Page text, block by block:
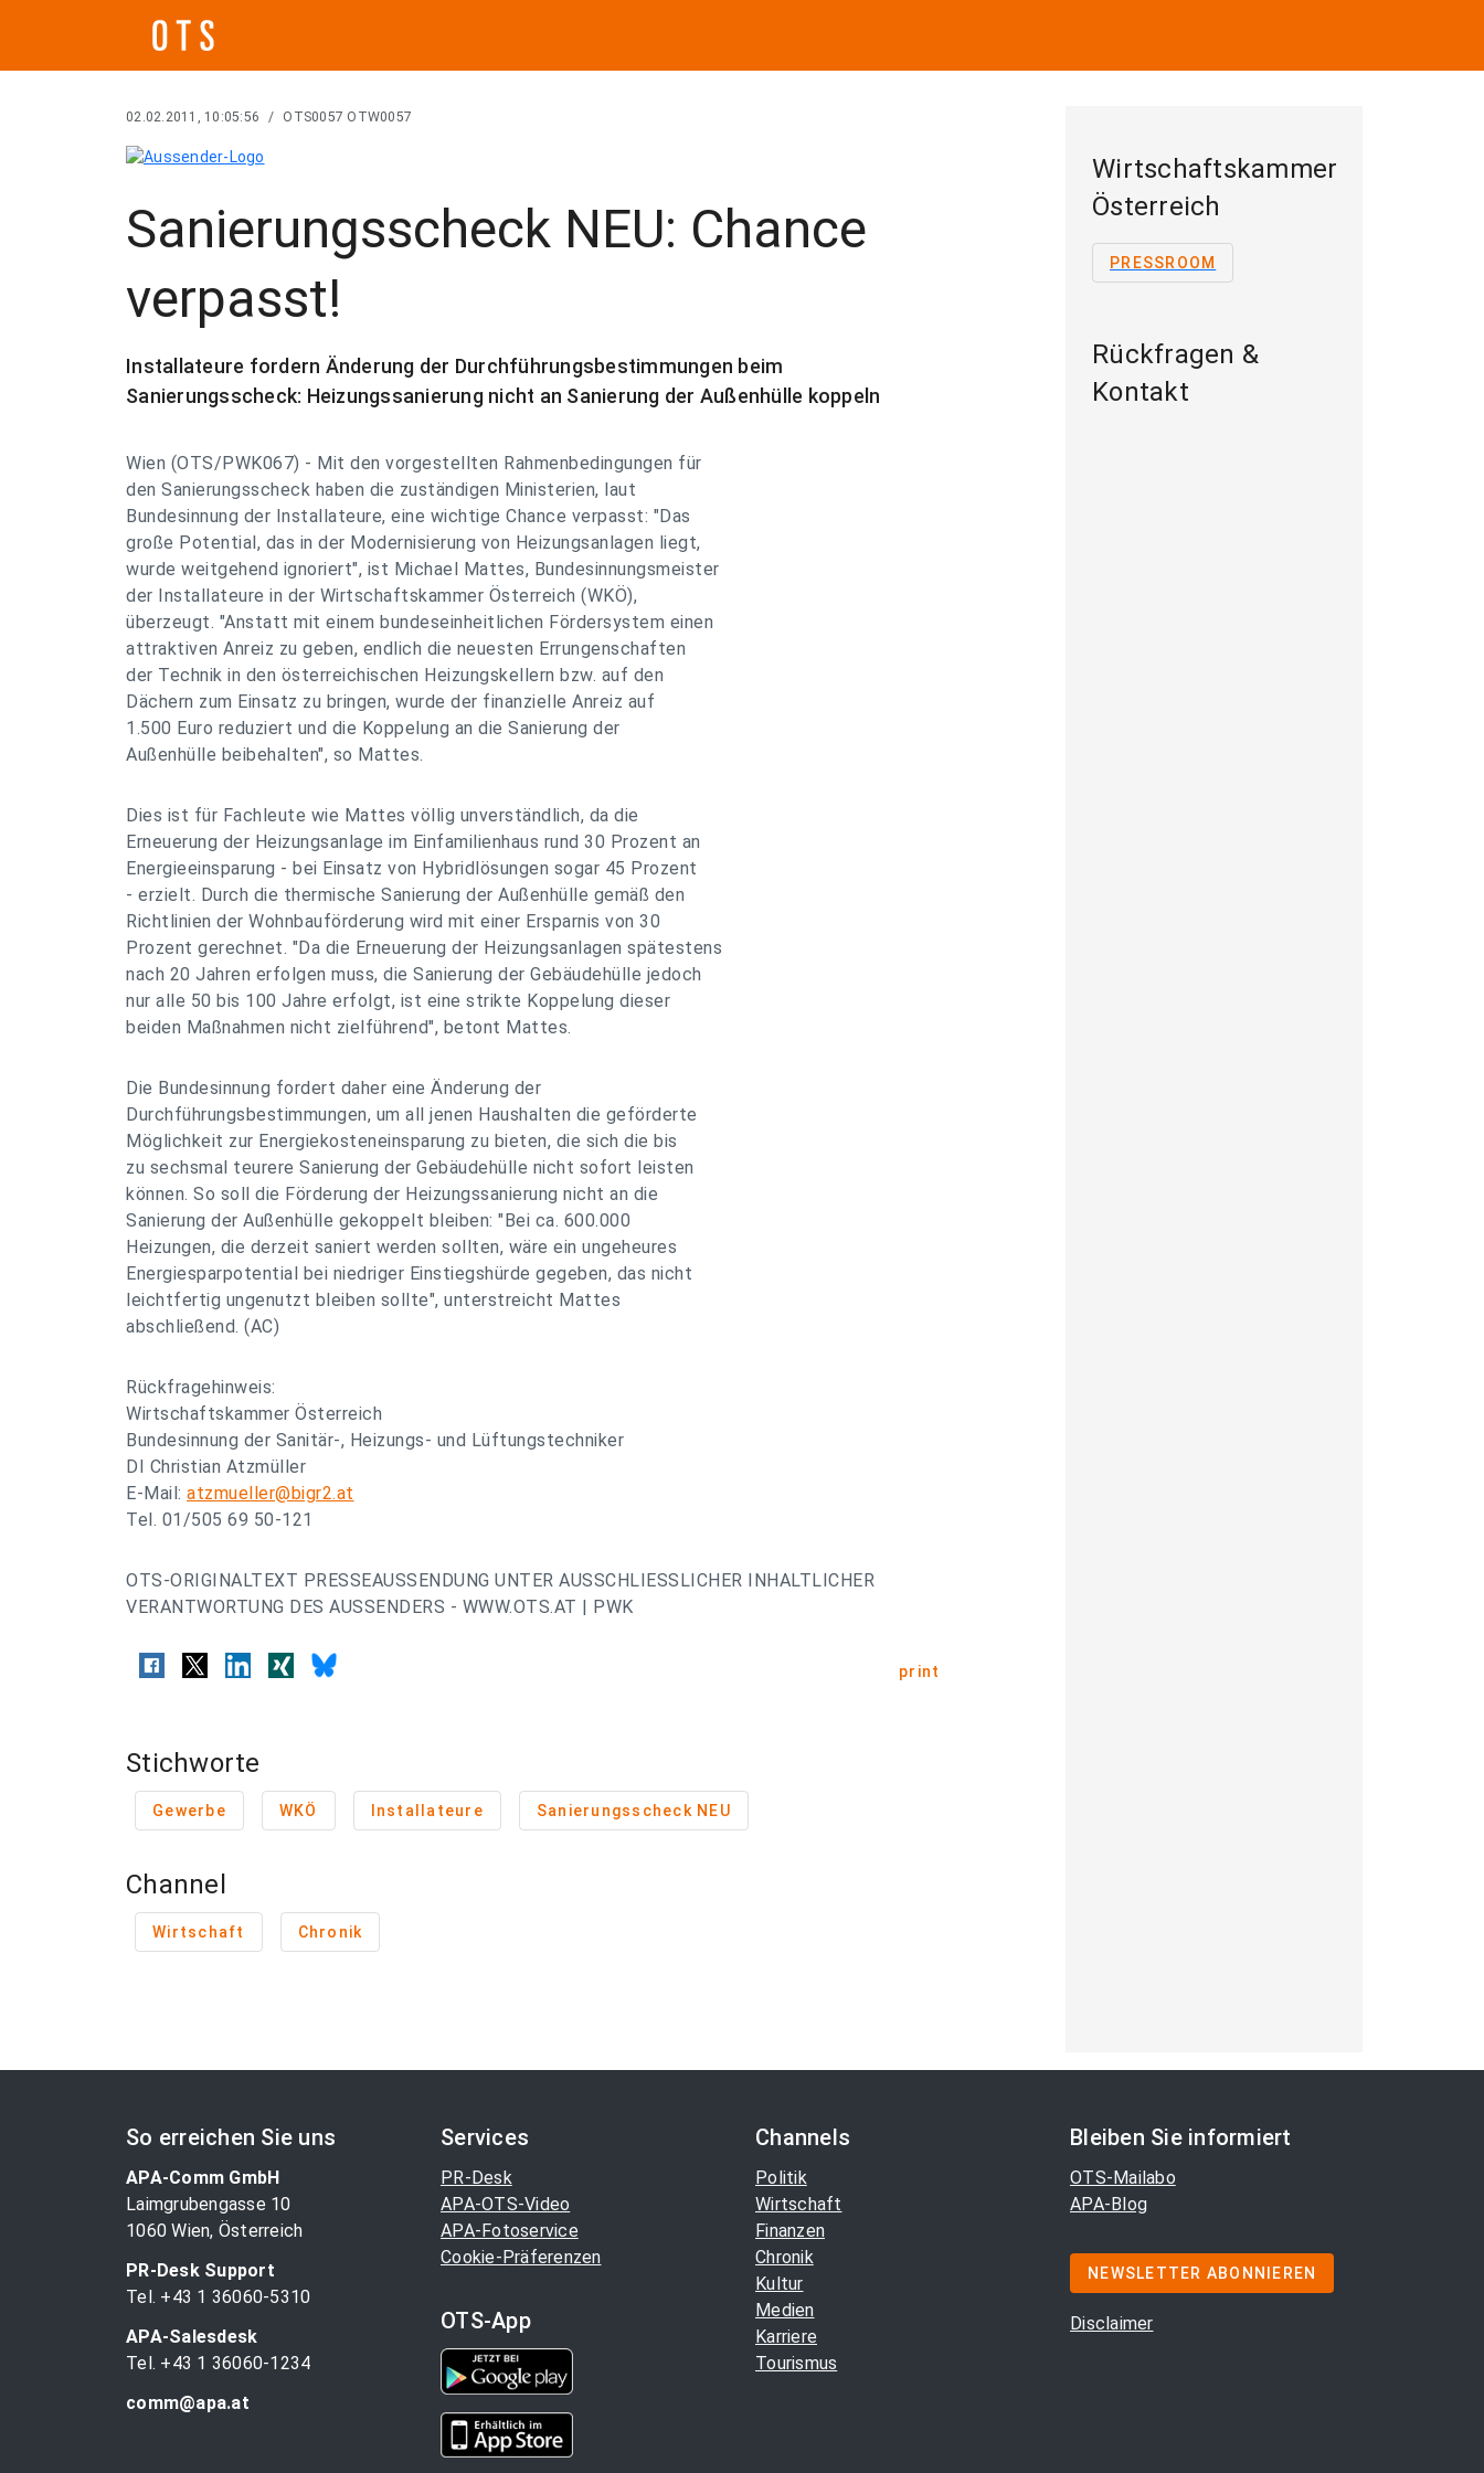
02.02.2011, 10:05:56 / OTS0057 OTW0057
Sanierungsscheck NEU: Chance
verpasst!
Installateure fordern Änderung der Durchführungsbestimmungen beim
Sanierungsscheck: Heizungssanierung nicht an Sanierung der Außenhülle koppeln
Wien (OTS/PWK067) - Mit den vorgestellten Rahmenbedingungen für
den Sanierungsscheck haben die zuständigen Ministerien, laut
Bundesinnung der Installateure, eine wichtige Chance verpasst: "Das
große Potential, das in der Modernisierung von Heizungsanlagen liegt,
wurde weitgehend ignoriert", ist Michael Mattes, Bundesinnungsmeister
der Installateure in der Wirtschaftskammer Österreich (WKÖ),
überzeugt. "Anstatt mit einem bundeseinheitlichen Fördersystem einen
attraktiven Anreiz zu geben, endlich die neuesten Errungenschaften
der Technik in den österreichischen Heizungskellern bzw. auf den
Dächern zum Einsatz zu bringen, wurde der finanzielle Anreiz auf
1.500 Euro reduziert und die Koppelung an die Sanierung der
Außenhülle beibehalten", so Mattes.
Dies ist für Fachleute wie Mattes völlig unverständlich, da die
Erneuerung der Heizungsanlage im Einfamilienhaus rund 30 Prozent an
Energieeinsparung - bei Einsatz von Hybridlösungen sogar 45 Prozent
- erzielt. Durch die thermische Sanierung der Außenhülle gemäß den
Richtlinien der Wohnbauförderung wird mit einer Ersparnis von 30
Prozent gerechnet. "Da die Erneuerung der Heizungsanlagen spätestens
nach 20 Jahren erfolgen muss, die Sanierung der Gebäudehülle jedoch
nur alle 50 bis 100 Jahre erfolgt, ist eine strikte Koppelung dieser
beiden Maßnahmen nicht zielführend", betont Mattes.
Die Bundesinnung fordert daher eine Änderung der
Durchführungsbestimmungen, um all jenen Haushalten die geförderte
Möglichkeit zur Energiekosteneinsparung zu bieten, die sich die bis
zu sechsmal teurere Sanierung der Gebäudehülle nicht sofort leisten
können. So soll die Förderung der Heizungssanierung nicht an die
Sanierung der Außenhülle gekoppelt bleiben: "Bei ca. 600.000
Heizungen, die derzeit saniert werden sollten, wäre ein ungeheures
Energiesparpotential bei niedriger Einstiegshürde gegeben, das nicht
leichtfertig ungenutzt bleiben sollte", unterstreicht Mattes
abschließend. (AC)
Rückfragehinweis:
Wirtschaftskammer Österreich
Bundesinnung der Sanitär-, Heizungs- und Lüftungstechniker
DI Christian Atzmüller
E-Mail: atzmueller@bigr2.at
Tel. 01/505 69 50-121
OTS-ORIGINALTEXT PRESSEAUSSENDUNG UNTER AUSSCHLIESSLICHER INHALTLICHER
VERANTWORTUNG DES AUSSENDERS - WWW.OTS.AT | PWK
print
Stichworte
Gewerbe WKÖ Installateure Sanierungsscheck NEU
Channel
Wirtschaft Chronik
Wirtschaftskammer
Österreich
PRESSROOM
Rückfragen &
Kontakt
So erreichen Sie uns
APA-Comm GmbH
Laimgrubengasse 10
1060 Wien, Österreich
PR-Desk Support
Tel. +43 1 36060-5310
APA-Salesdesk
Tel. +43 1 36060-1234
comm@apa.at
Services
PR-Desk
APA-OTS-Video
APA-Fotoservice
Cookie-Präferenzen
OTS-App
Channels
Politik
Wirtschaft
Finanzen
Chronik
Kultur
Medien
Karriere
Tourismus
Bleiben Sie informiert
OTS-Mailabo
APA-Blog
NEWSLETTER ABONNIEREN
Disclaimer